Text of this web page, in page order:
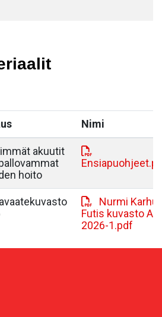
Nimi
akuutit
hoito
Nurmi Karhu-
Futis kuvasto A4
2026-1.pdf